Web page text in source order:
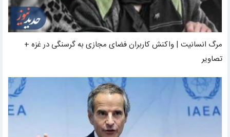
مرگ انسانیت | واکنش کاربران فضای مجازی به گرسنگی در غزه +
تصاویر